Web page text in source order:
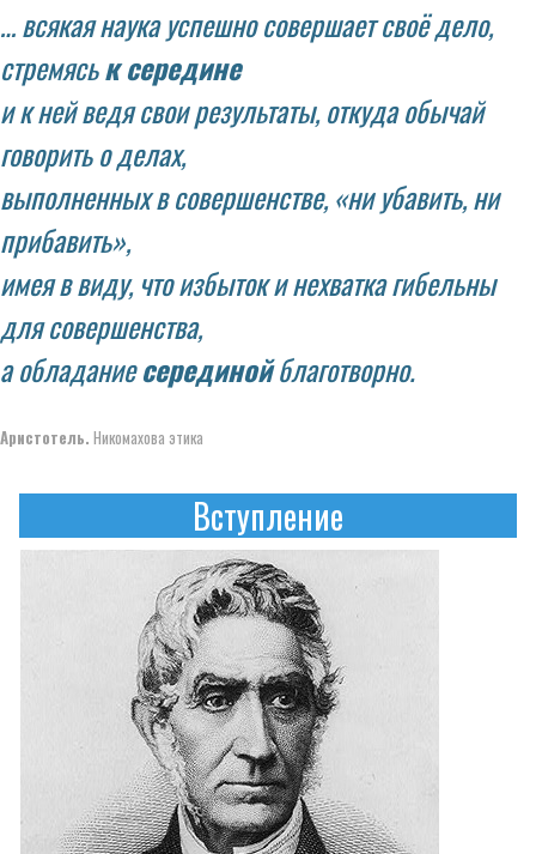
… всякая наука успешно совершает своё дело,
стремяськ середине
и к ней ведя свои результаты, откуда обычай
говорить о делах,
выполненных в совершенстве, «ни убавить, ни
прибавить»,
имея в виду, что избыток и нехватка гибельны
для совершенства,
а обладаниесерединойблаготворно.
Аристотель. Никомахова этика
Вступление